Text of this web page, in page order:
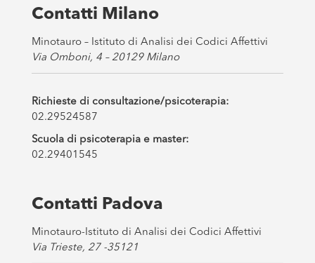
s
*
Contatti Milano
Minotauro – Istituto di Analisi dei Codici Affettivi
Via Omboni, 4 – 20129 Milano
Richieste di consultazione/psicoterapia:
02.29524587
Scuola di psicoterapia e master:
02.29401545
Contatti Padova
Minotauro-Istituto di Analisi dei Codici Affettivi
Via Trieste, 27 -35121